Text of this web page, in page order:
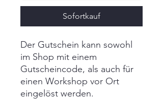
Sofortkauf
Der Gutschein kann sowohl
im Shop mit einem
Gutscheincode, als auch für
einen Workshop vor Ort
eingelöst werden.